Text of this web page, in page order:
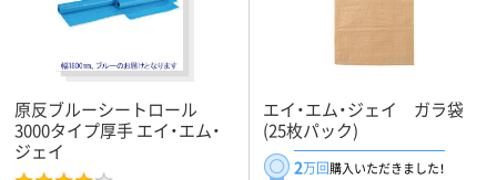
原反ブルーシートロール
3000タイプ厚手 エイ・エム・
ジェイ
エイ・エム・ジェイ ガラ袋
(25枚パック)
2万回購入いただきました！